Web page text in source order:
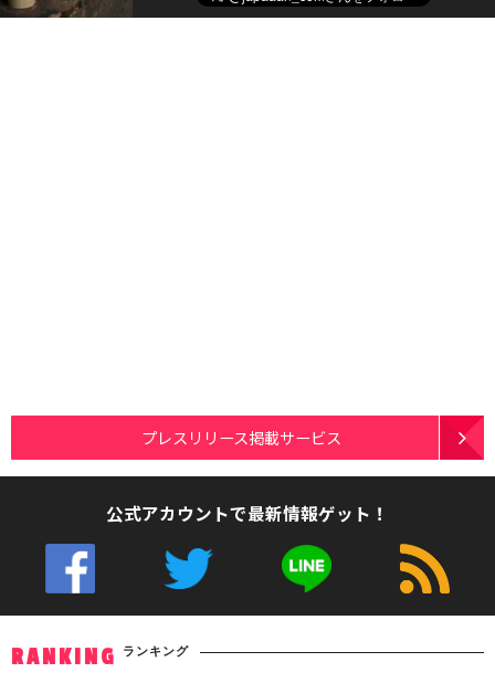
プレスリリース掲載サービス
公式アカウントで最新情報ゲット！
RANKING ランキング